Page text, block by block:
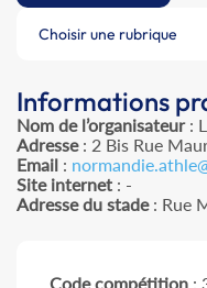
Choisir une rubrique
Informations
Nom de l’organisateur:
Adresse: 2 Bis Rue
Email :
Site internet : -
Adresse du stade: Rue
Code compétition :